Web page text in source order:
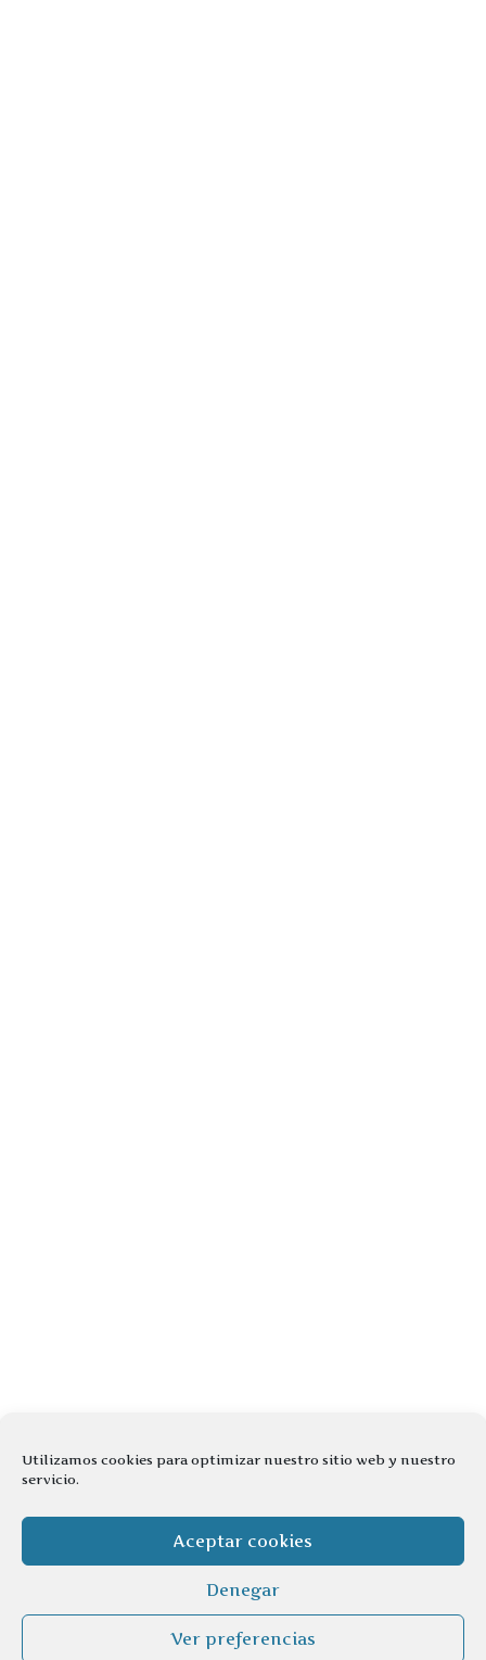
Utilizamos cookies para optimizar nuestro sitio web y nuestro
servicio.
Aceptar cookies
Denegar
Ver preferencias